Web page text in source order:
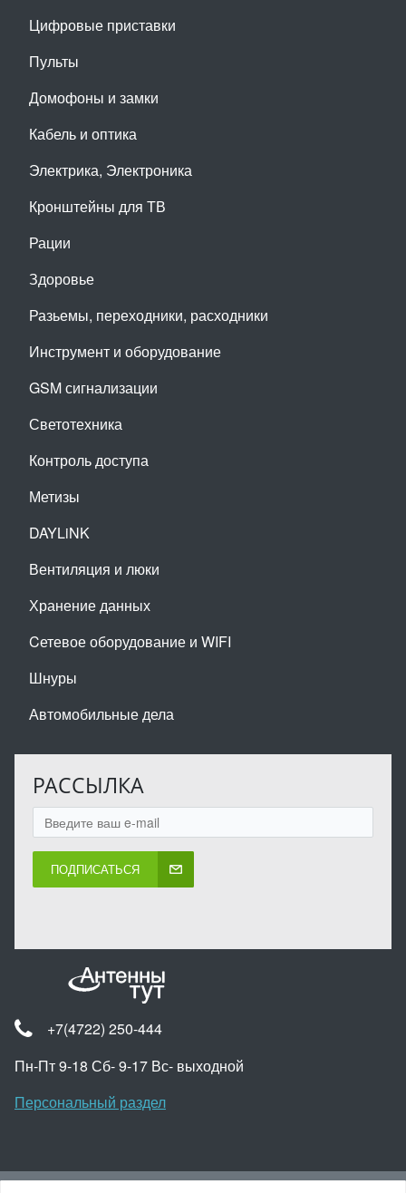
Цифровые приставки
Пульты
Домофоны и замки
Кабель и оптика
Электрика, Электроника
Кронштейны для ТВ
Рации
Здоровье
Разьемы, переходники, расходники
Инструмент и оборудование
GSM сигнализации
Светотехника
Контроль доступа
Метизы
DAYLiNK
Вентиляция и люки
Хранение данных
Cетевое оборудование и WIFI
Шнуры
Автомобильные дела
РАССЫЛКА
ПОДПИСАТЬСЯ
+7(4722) 250-444
Пн-Пт 9-18 Сб- 9-17 Вс- выходной
Персональный раздел